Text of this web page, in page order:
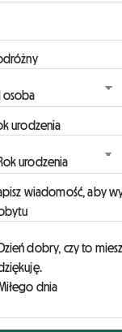
urodzenia
wiadomość, aby